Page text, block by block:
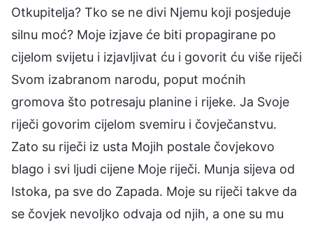
Otkupitelja? Tko se ne divi Njemu koji posjeduje
silnu moć? Moje izjave će biti propagirane po
cijelom svijetu i izjavljivat ću i govorit ću više riječi
Svom izabranom narodu, poput moćnih
gromova što potresaju planine i rijeke. Ja Svoje
riječi govorim cijelom svemiru i čovječanstvu.
Zato su riječi iz usta Mojih postale čovjekovo
blago i svi ljudi cijene Moje riječi. Munja sijeva od
Istoka, pa sve do Zapada. Moje su riječi takve da
se čovjek nevoljko odvaja od njih, a one su mu